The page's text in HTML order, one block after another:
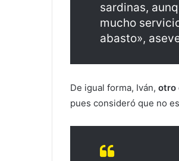
sardinas,
mucho
abasto»,
De igual forma, Iván, otro
pues consideró que no